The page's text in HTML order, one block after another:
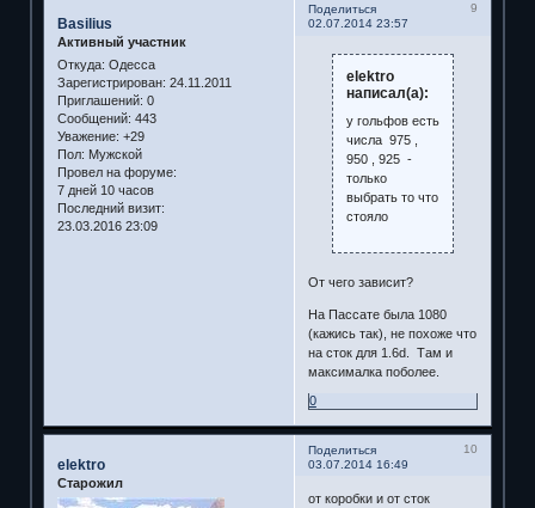
Поделиться
9
02.07.2014 23:57
Basilius
Активный участник
Откуда: Одесса
Зарегистрирован: 24.11.2011
Приглашений: 0
Сообщений: 443
Уважение: +29
Пол: Мужской
Провел на форуме:
7 дней 10 часов
Последний визит:
23.03.2016 23:09
elektro
написал(а):
у гольфов есть
числа 975 ,
950 , 925 -
только
выбрать то что
стояло
От чего зависит?
На Пассате была 1080
(кажись так), не похоже что
на сток для 1.6d. Там и
максималка поболее.
0
Поделиться
10
03.07.2014 16:49
elektro
Старожил
от коробки и от сток